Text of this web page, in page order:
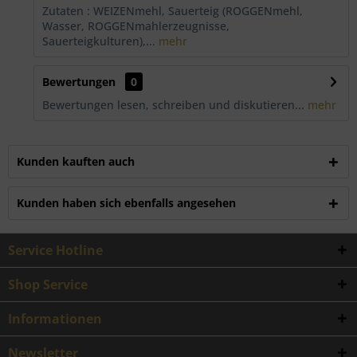
Zutaten : WEIZENmehl, Sauerteig (ROGGENmehl,
Wasser, ROGGENmahlerzeugnisse,
Sauerteigkulturen),... mehr
Bewertungen
0
Bewertungen lesen, schreiben und diskutieren... mehr
Kunden kauften auch
Kunden haben sich ebenfalls angesehen
Service Hotline
Shop Service
Informationen
Newsletter